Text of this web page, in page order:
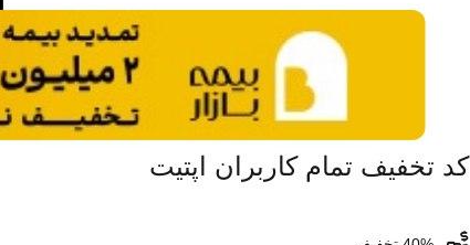
کد تخفیف تمام کاربران اپتیت